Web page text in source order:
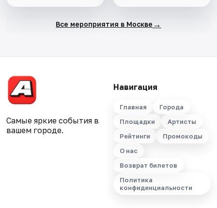
Все мероприятия в Москве →
Самые яркие события в
вашем городе.
Навигация
Главная
Города
Площадки
Артисты
Рейтинги
Промокоды
О нас
Возврат билетов
Политика
конфиденциальности